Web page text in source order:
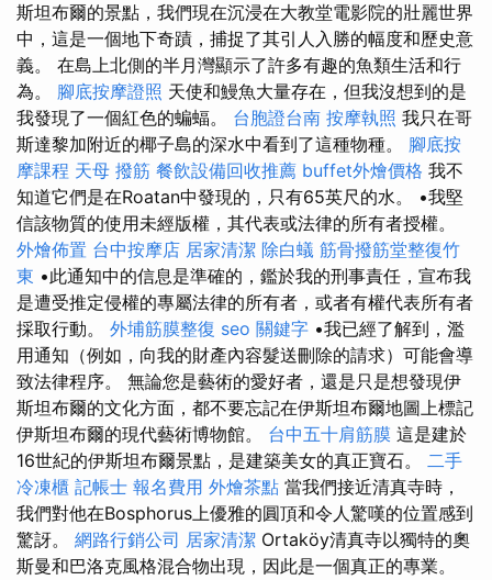
斯坦布爾的景點，我們現在沉浸在大教堂電影院的壯麗世界
中，這是一個地下奇蹟，捕捉了其引人入勝的幅度和歷史意
義。 在島上北側的半月灣顯示了許多有趣的魚類生活和行
為。 腳底按摩證照 天使和鰻魚大量存在，但我沒想到的是
我發現了一個紅色的蝙蝠。 台胞證台南 按摩執照 我只在哥
斯達黎加附近的椰子島的深水中看到了這種物種。 腳底按
摩課程 天母 撥筋 餐飲設備回收推薦 buffet外燴價格 我不
知道它們是在Roatan中發現的，只有65英尺的水。 •我堅
信該物質的使用未經版權，其代表或法律的所有者授權。
外燴佈置 台中按摩店 居家清潔 除白蟻 筋骨撥筋堂整復竹
東 •此通知中的信息是準確的，鑑於我的刑事責任，宣布我
是遭受推定侵權的專屬法律的所有者，或者有權代表所有者
採取行動。 外埔筋膜整復 seo 關鍵字 •我已經了解到，濫
用通知（例如，向我的財產內容髮送刪除的請求）可能會導
致法律程序。 無論您是藝術的愛好者，還是只是想發現伊
斯坦布爾的文化方面，都不要忘記在伊斯坦布爾地圖上標記
伊斯坦布爾的現代藝術博物館。 台中五十肩筋膜 這是建於
16世紀的伊斯坦布爾景點，是建築美女的真正寶石。 二手
冷凍櫃 記帳士 報名費用 外燴茶點 當我們接近清真寺時，
我們對他在Bosphorus上優雅的圓頂和令人驚嘆的位置感到
驚訝。 網路行銷公司 居家清潔 Ortaköy清真寺以獨特的奧
斯曼和巴洛克風格混合物出現，因此是一個真正的專業。